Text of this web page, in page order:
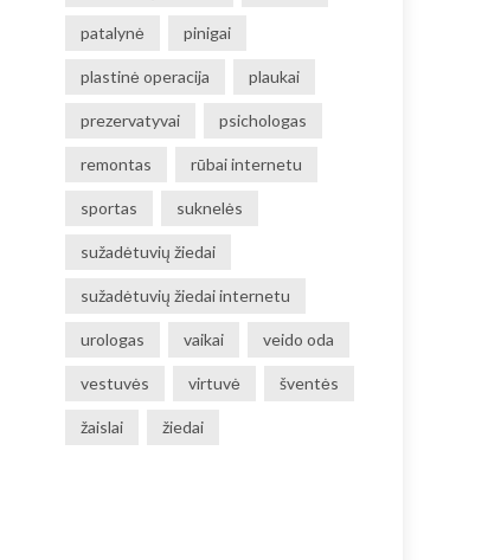
patalynė pinigai
plastinė operacija plaukai
prezervatyvai psichologas
remontas rūbai internetu
sportas suknelės
sužadėtuvių žiedai
sužadėtuvių žiedai internetu
urologas vaikai veido oda
vestuvės virtuvė šventės
žaislai žiedai